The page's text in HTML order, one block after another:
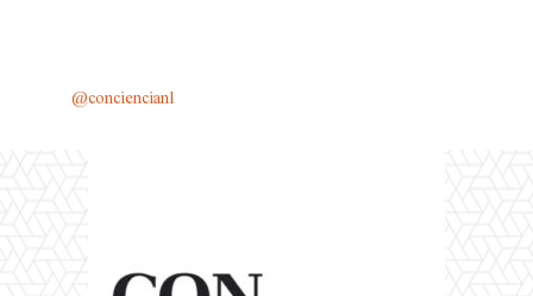
@conciencianl